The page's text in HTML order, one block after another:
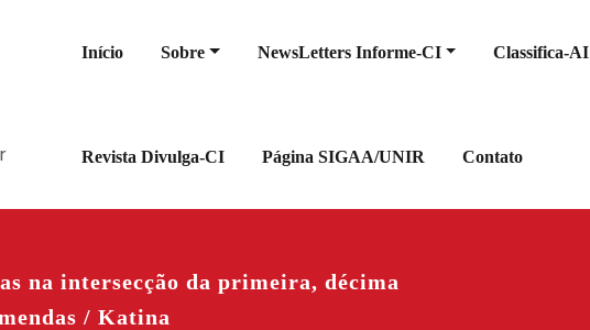
Início Sobre NewsLetters Informe-CI Classifica-AI
Revista Divulga-CI Página SIGAA/UNIR Contato
na intersecção da primeira, décima
/ Katina